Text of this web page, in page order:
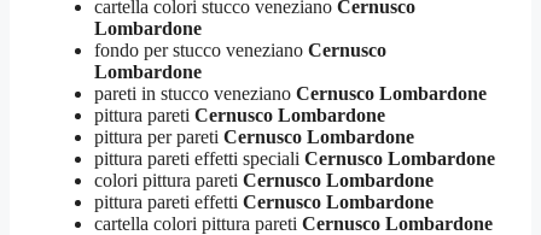
cartella colori stucco veneziano Cernusco
Lombardone
fondo per stucco veneziano Cernusco
Lombardone
pareti in stucco veneziano Cernusco Lombardone
pittura pareti Cernusco Lombardone
pittura per pareti Cernusco Lombardone
pittura pareti effetti speciali Cernusco Lombardone
colori pittura pareti Cernusco Lombardone
pittura pareti effetti Cernusco Lombardone
cartella colori pittura pareti Cernusco Lombardone